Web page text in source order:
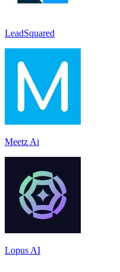
LeadSquared
Meetz Ai
Lopus AI